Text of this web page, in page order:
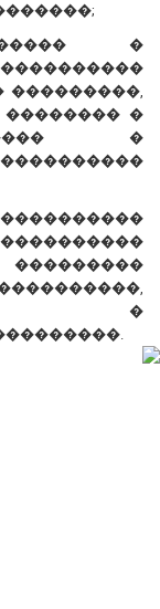
�
���������,
�
�
�